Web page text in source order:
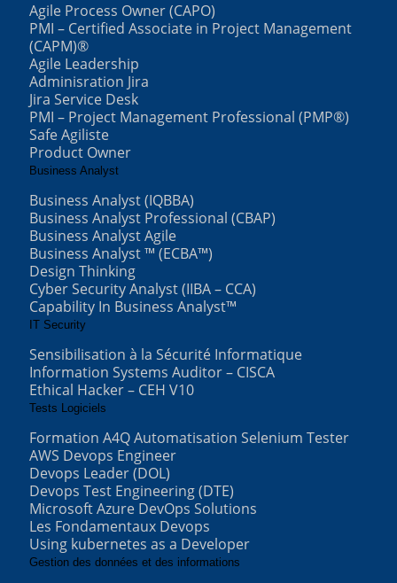
Agile Process Owner (CAPO)
PMI – Certified Associate in Project Management
(CAPM)®
Agile Leadership
Adminisration Jira
Jira Service Desk
PMI – Project Management Professional (PMP®)
Safe Agiliste
Product Owner
Business Analyst
Business Analyst (IQBBA)
Business Analyst Professional (CBAP)
Business Analyst Agile
Business Analyst ™ (ECBA™)
Design Thinking
Cyber Security Analyst (IIBA – CCA)
Capability In Business Analyst™
IT Security
Sensibilisation à la Sécurité Informatique
Information Systems Auditor – CISCA
Ethical Hacker – CEH V10
Tests Logiciels
Formation A4Q Automatisation Selenium Tester
AWS Devops Engineer
Devops Leader (DOL)
Devops Test Engineering (DTE)
Microsoft Azure DevOps Solutions
Les Fondamentaux Devops
Using kubernetes as a Developer
Gestion des données et des informations